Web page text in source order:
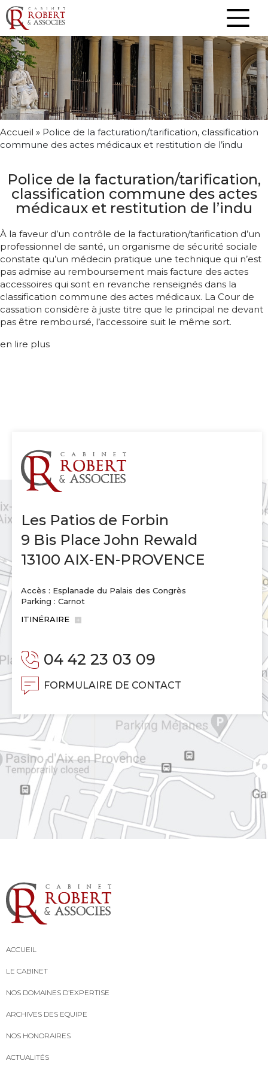
Accueil » Police de la facturation/tarification, classification
commune des actes médicaux et restitution de l’indu
Police de la facturation/tarification,
classification commune des actes
médicaux et restitution de l’indu
À la faveur d’un contrôle de la facturation/tarification d’un
professionnel de santé, un organisme de sécurité sociale
constate qu’un médecin pratique une technique qui n’est
pas admise au remboursement mais facture des actes
accessoires qui sont en revanche renseignés dans la
classification commune des actes médicaux. La Cour de
cassation considère à juste titre que le principal ne devant
pas être remboursé, l’accessoire suit le même sort.
en lire plus
Les Patios de Forbin
9 Bis Place John Rewald
13100 AIX-EN-PROVENCE
Accès : Esplanade du Palais des Congrès
Parking : Carnot
ITINÉRAIRE
04 42 23 03 09
FORMULAIRE DE CONTACT
ACCUEIL
LE CABINET
NOS DOMAINES D’EXPERTISE
ARCHIVES DES EQUIPE
NOS HONORAIRES
ACTUALITÉS